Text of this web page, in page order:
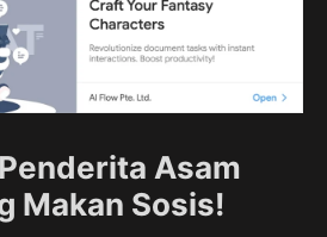
Asam
Makan Sosis!